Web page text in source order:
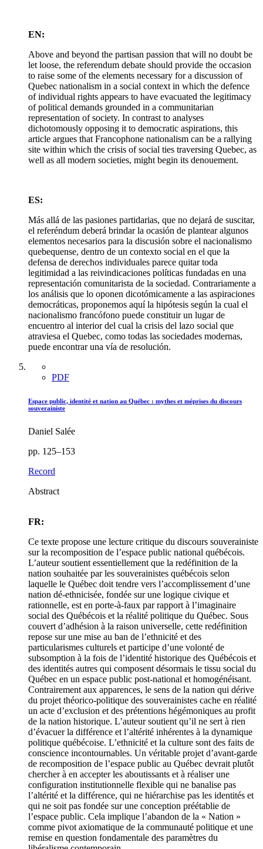
EN:
Above and beyond the partisan passion that will no doubt be
let loose, the referendum debate should provide the occasion
to raise some of the elements necessary for a discussion of
Quebec nationalism in a social context in which the defence
of individual rights appears to have evacuated the legitimacy
of political demands grounded in a communitarian
representation of society. In contrast to analyses
dichotomously opposing it to democratic aspirations, this
article argues that Francophone nationalism can be a rallying
site within which the crisis of social ties traversing Quebec, as
well as all modern societies, might begin its denouement.
ES:
Más allá de las pasiones partidarias, que no dejará de suscitar,
el referéndum deberá brindar la ocasión de plantear algunos
elementos necesarios para la discusión sobre el nacionalismo
quebequense, dentro de un contexto social en el que la
defensa de derechos individuales parece quitar toda
legitimidad a las reivindicaciones políticas fundadas en una
representación comunitarista de la sociedad. Contrariamente a
los análisis que lo oponen dicotómicamente a las aspiraciones
democráticas, proponemos aquí la hipótesis según la cual el
nacionalismo francófono puede constituir un lugar de
encuentro al interior del cual la crisis del lazo social que
atraviesa el Quebec, como todas las sociedades modernas,
puede encontrar una vía de resolución.
PDF
Espace public, identité et nation au Québec : mythes et méprises du discours
souverainiste
Daniel Salée
pp. 125–153
Record
Abstract
FR:
Ce texte propose une lecture critique du discours souverainiste
sur la recomposition de l’espace public national québécois.
L’auteur soutient essentiellement que la redéfinition de la
nation souhaitée par les souverainistes québécois selon
laquelle le Québec doit tendre vers l’accomplissement d’une
nation dé-ethnicisée, fondée sur une logique civique et
rationnelle, est en porte-à-faux par rapport à l’imaginaire
social des Québécois et la réalité politique du Québec. Sous
couvert d’adhésion à la raison universelle, cette redéfinition
repose sur une mise au ban de l’ethnicité et des
particularismes culturels et participe d’une volonté de
subsomption à la fois de l’identité historique des Québécois et
des identités autres qui composent désormais le tissu social du
Québec en un espace public post-national et homogénéisant.
Contrairement aux apparences, le sens de la nation qui dérive
du projet théorico-politique des souverainistes cache en réalité
un acte d’exclusion et des prétentions hégémoniques au profit
de la nation historique. L’auteur soutient qu’il ne sert à rien
d’évacuer la différence et l’altérité inhérentes à la dynamique
politique québécoise. L’ethnicité et la culture sont des faits de
conscience incontournables. Un véritable projet d’avant-garde
de recomposition de l’espace public au Québec devrait plutôt
chercher à en accepter les aboutissants et à réaliser une
configuration institutionnelle flexible qui ne banalise pas
l’altérité et la différence, qui ne hiérarchise pas les identités et
qui ne soit pas fondée sur une conception préétablie de
l’espace public. Cela implique l’abandon de la « Nation »
comme pivot axiomatique de la communauté politique et une
remise en question fondamentale des paramètres du